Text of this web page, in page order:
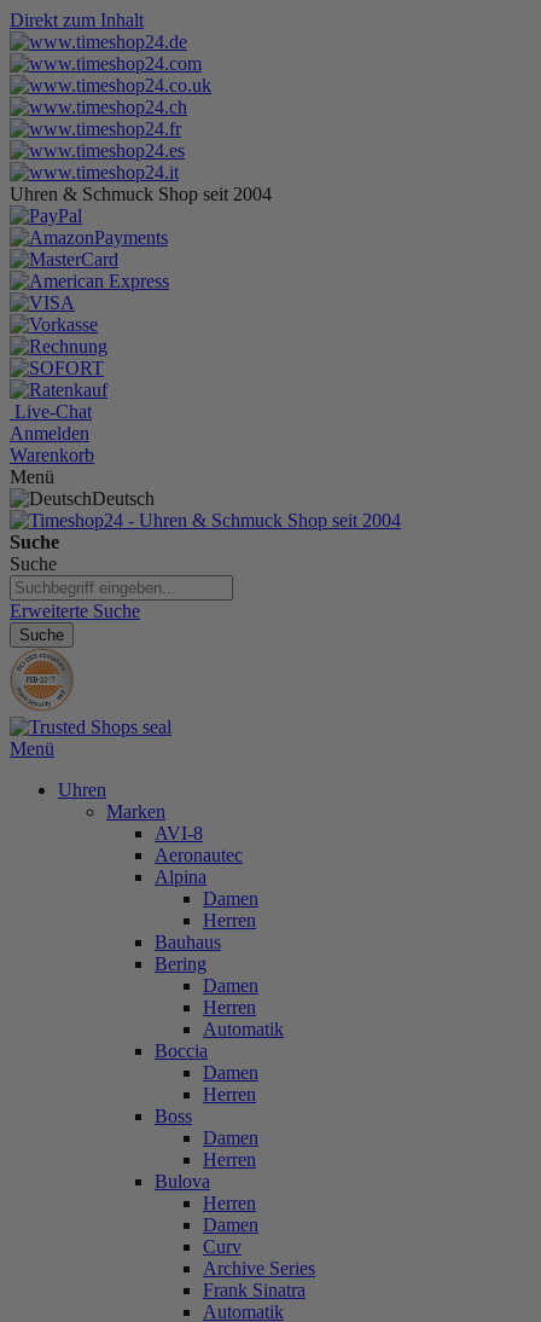
Direkt zum Inhalt
Uhren & Schmuck Shop seit 2004
Live-Chat
Anmelden
Warenkorb
Menü
Deutsch
Suche
Suche
Erweiterte Suche
Suche
Menü
Uhren
Marken
AVI-8
Aeronautec
Alpina
Damen
Herren
Bauhaus
Bering
Damen
Herren
Automatik
Boccia
Damen
Herren
Boss
Damen
Herren
Bulova
Herren
Damen
Curv
Archive Series
Frank Sinatra
Automatik